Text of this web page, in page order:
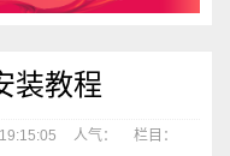
装教程
人气：
栏目：